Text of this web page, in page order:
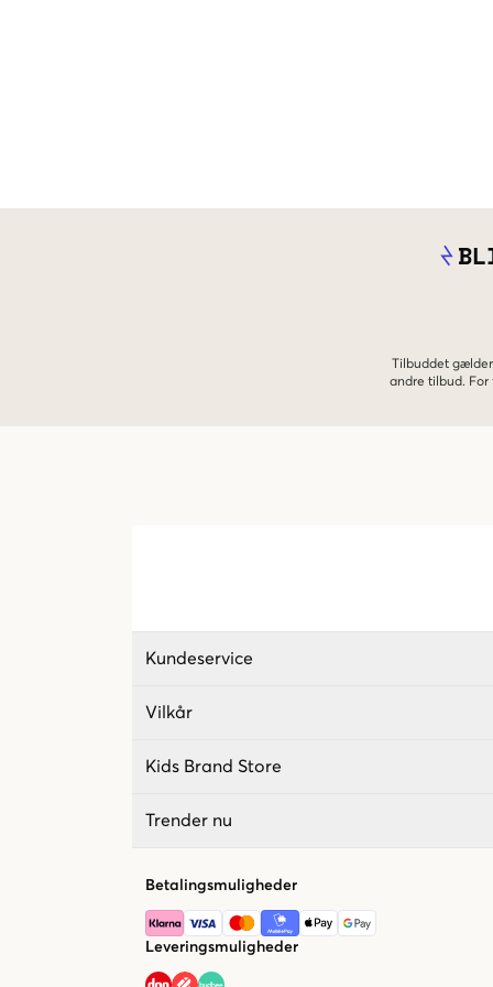
Tilbuddet
andre tilbud. For
Kundeservice
Vilkår
Kids Brand Store
Trender nu
Betalingsmuligheder
Leveringsmuligheder